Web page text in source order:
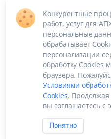
55
воздушный
Фильтр
гидравлический
Конкурентные
работ, услуг для
персональные
обрабатывает
персонализации
обработку Cookies
браузера.
Условиями
Cookies. Продолжая
вы соглашаетесь с
Понятно